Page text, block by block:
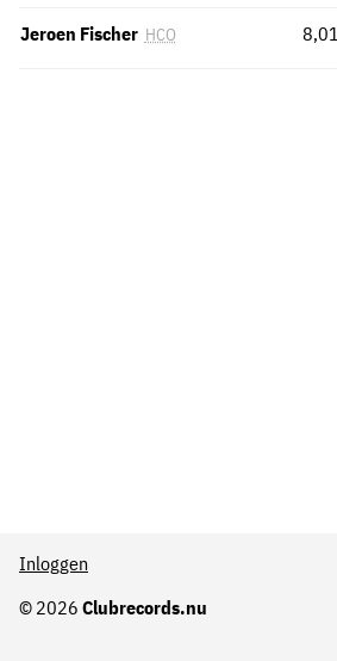
Jeroen Fischer HCO 8,01
© 2026 Clubrecords.nu
Inloggen